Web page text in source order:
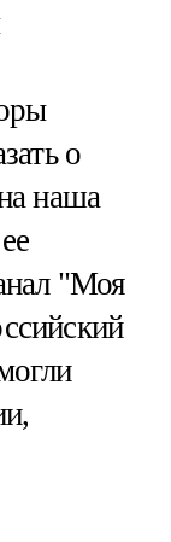
о
наша
"Моя